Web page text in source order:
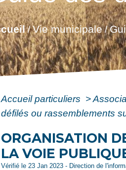
/Vie municipale/
Accueil particuliers >
défilés ou rassemblements
ORGANISATION
LA VOIE
Vérifié le 23 Jan 2023 - Direction de